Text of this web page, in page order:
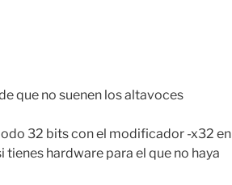
que no suenen los altavoces
32 bits con el modificador -x32 en
hardware para el que no haya